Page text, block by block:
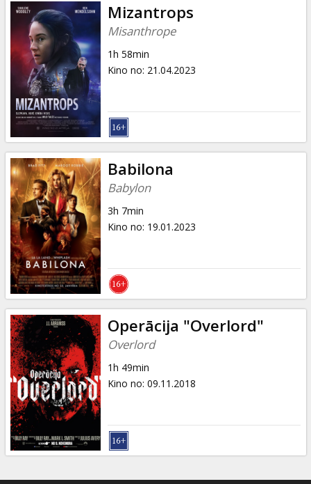
Ziņas
Dāvanu
kartes
Uzkodas
B2B
Kino
Klubs
Mizantrops
Misanthrope
1h 58min
Kino no: 21.04.2023
Babilona
Babylon
3h 7min
Kino no: 19.01.2023
Operācija "Overlord"
Overlord
1h 49min
Kino no: 09.11.2018